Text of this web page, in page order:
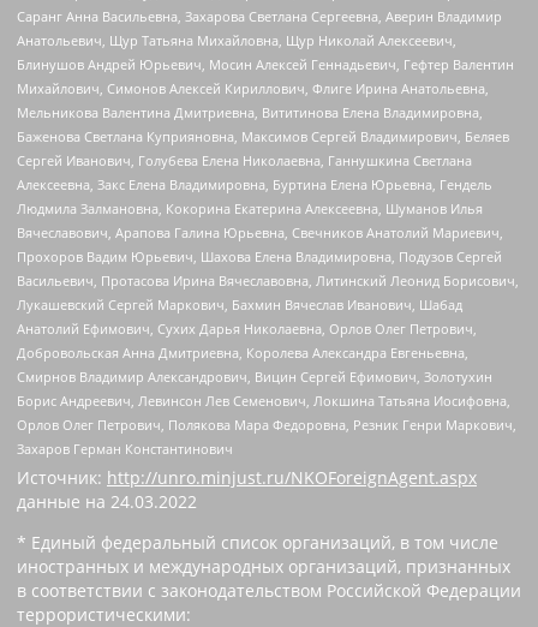
Саранг Анна Васильевна, Захарова Светлана Сергеевна, Аверин Владимир
Анатольевич, Щур Татьяна Михайловна, Щур Николай Алексеевич,
Блинушов Андрей Юрьевич, Мосин Алексей Геннадьевич, Гефтер Валентин
Михайлович, Симонов Алексей Кириллович, Флиге Ирина Анатольевна,
Мельникова Валентина Дмитриевна, Вититинова Елена Владимировна,
Баженова Светлана Куприяновна, Максимов Сергей Владимирович, Беляев
Сергей Иванович, Голубева Елена Николаевна, Ганнушкина Светлана
Алексеевна, Закс Елена Владимировна, Буртина Елена Юрьевна, Гендель
Людмила Залмановна, Кокорина Екатерина Алексеевна, Шуманов Илья
Вячеславович, Арапова Галина Юрьевна, Свечников Анатолий Мариевич,
Прохоров Вадим Юрьевич, Шахова Елена Владимировна, Подузов Сергей
Васильевич, Протасова Ирина Вячеславовна, Литинский Леонид Борисович,
Лукашевский Сергей Маркович, Бахмин Вячеслав Иванович, Шабад
Анатолий Ефимович, Сухих Дарья Николаевна, Орлов Олег Петрович,
Добровольская Анна Дмитриевна, Королева Александра Евгеньевна,
Смирнов Владимир Александрович, Вицин Сергей Ефимович, Золотухин
Борис Андреевич, Левинсон Лев Семенович, Локшина Татьяна Иосифовна,
Орлов Олег Петрович, Полякова Мара Федоровна, Резник Генри Маркович,
Захаров Герман Константинович
Источник: http://unro.minjust.ru/NKOForeignAgent.aspx
данные на 24.03.2022
* Единый федеральный список организаций, в том числе
иностранных и международных организаций, признанных
в соответствии с законодательством Российской Федерации
террористическими: